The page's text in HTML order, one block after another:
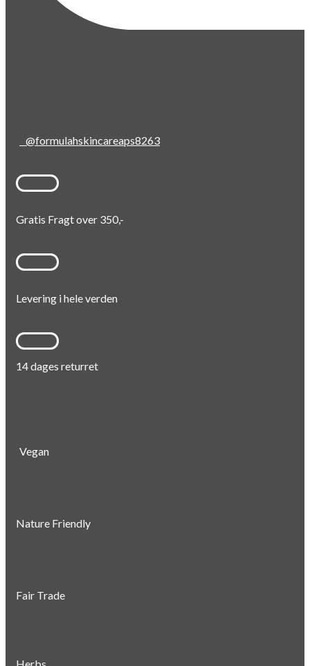
@formulahskincareaps8263
Gratis Fragt over 350,-
Levering i hele verden
14 dages returret
Vegan
Nature Friendly
Fair Trade
Herbs